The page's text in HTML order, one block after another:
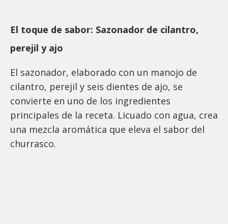
El toque de sabor: Sazonador de cilantro,
perejil y ajo
El sazonador, elaborado con un manojo de
cilantro, perejil y seis dientes de ajo, se
convierte en uno de los ingredientes
principales de la receta. Licuado con agua, crea
una mezcla aromática que eleva el sabor del
churrasco.